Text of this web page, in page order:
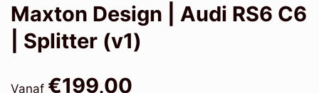
Maxton Design | Audi RS6 C6
| Splitter (v1)
Vanaf €199,00